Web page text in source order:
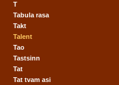
T
Tabula rasa
Takt
Talent
Tao
Tastsinn
Tat
Tat tvam asi